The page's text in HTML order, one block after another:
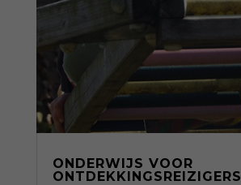
ONDERWIJS VOOR
ONTDEKKINGSREIZIGERS